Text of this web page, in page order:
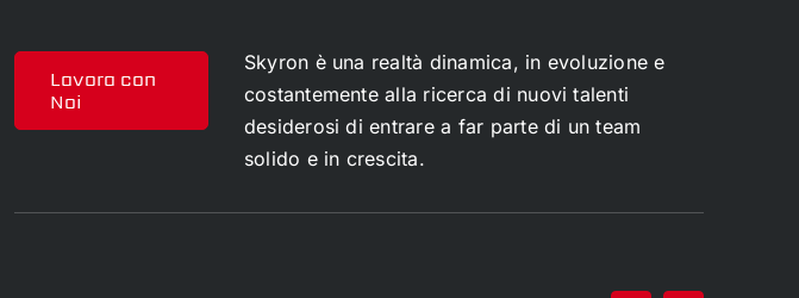
Lavora con
Noi
Skyron è una realtà dinamica, in evoluzione e
costantemente alla ricerca di nuovi talenti
desiderosi di entrare a far parte di un team
solido e in crescita.